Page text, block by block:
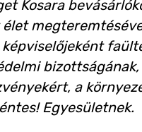
Kosara
képviselőjeként
a
Egyesületnek.